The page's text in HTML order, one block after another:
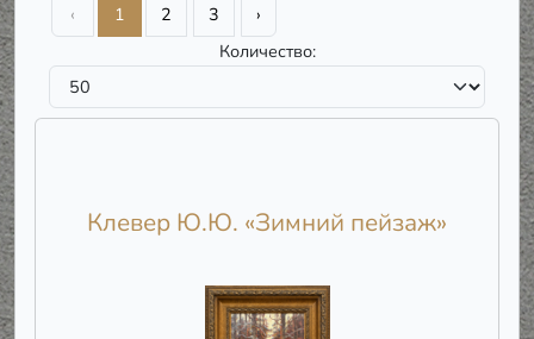
‹ 1 2 3
›
Количество:
Клевер Ю.Ю. «Зимний пейзаж»